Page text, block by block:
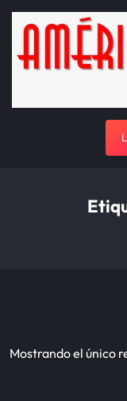
Mostrando el único